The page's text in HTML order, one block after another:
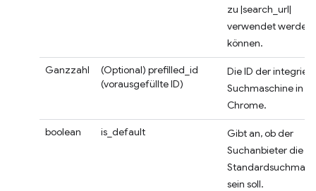
zu |search_url|
verwendet werden
können.
Ganzzahl (Optional) prefilled_id
(vorausgefüllte ID)
Die ID der
Suchmaschine in
Chrome.
boolean is_default
Gibt an, ob der
Suchanbieter die
sein soll.